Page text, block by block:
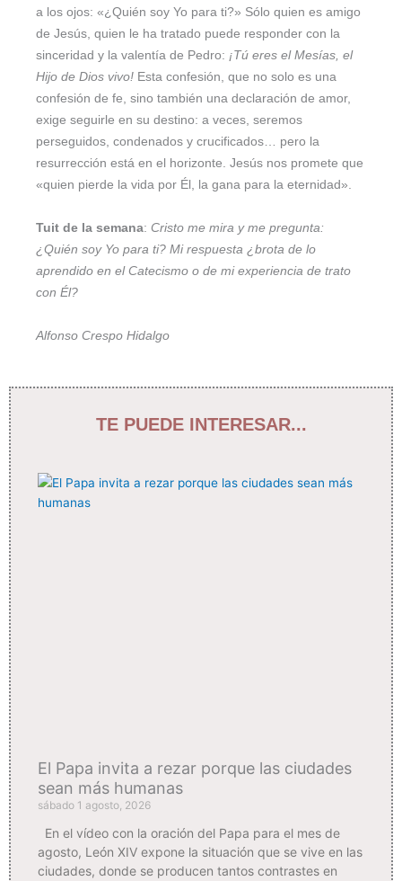
a los ojos: «¿Quién soy Yo para ti?» Sólo quien es amigo
de Jesús, quien le ha tratado puede responder con la
sinceridad y la valentía de Pedro: ¡Tú eres el Mesías, el
Hijo de Dios vivo! Esta confesión, que no solo es una
confesión de fe, sino también una declaración de amor,
exige seguirle en su destino: a veces, seremos
perseguidos, condenados y crucificados… pero la
resurrección está en el horizonte. Jesús nos promete que
«quien pierde la vida por Él, la gana para la eternidad».
Tuit de la semana: Cristo me mira y me pregunta:
¿Quién soy Yo para ti? Mi respuesta ¿brota de lo
aprendido en el Catecismo o de mi experiencia de trato
con Él?
Alfonso Crespo Hidalgo
TE PUEDE INTERESAR...
El Papa invita a rezar porque las ciudades
sean más humanas
sábado 1 agosto, 2026
En el vídeo con la oración del Papa para el mes de
agosto, León XIV expone la situación que se vive en las
ciudades, donde se producen tantos contrastes en